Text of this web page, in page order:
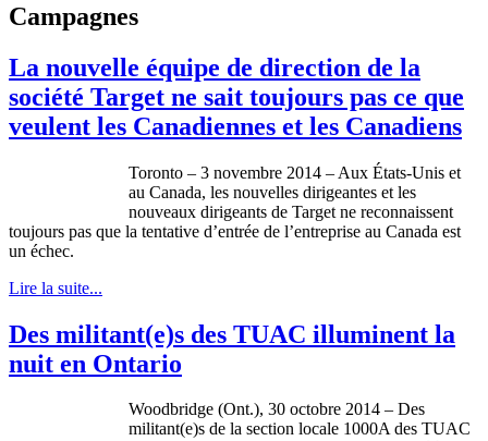
Campagnes
La nouvelle équipe de direction de la
société Target ne sait toujours pas ce que
veulent les Canadiennes et les Canadiens
Toronto – 3 novembre 2014 – Aux États-Unis et
au Canada, les nouvelles dirigeantes et les
nouveaux dirigeants de Target ne reconnaissent
toujours pas que la tentative d’entrée de l’entreprise au Canada est
un échec.
Lire la suite...
Des militant(e)s des TUAC illuminent la
nuit en Ontario
Woodbridge (Ont.), 30 octobre 2014 – Des
militant(e)s de la section locale 1000A des TUAC